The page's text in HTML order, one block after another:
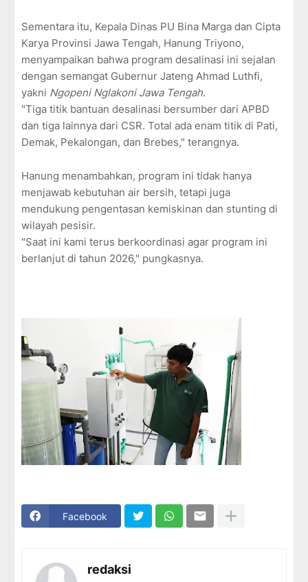
Sementara itu, Kepala Dinas PU Bina Marga dan Cipta
Karya Provinsi Jawa Tengah, Hanung Triyono,
menyampaikan bahwa program desalinasi ini sejalan
dengan semangat Gubernur Jateng Ahmad Luthfi,
yakni Ngopeni Nglakoni Jawa Tengah.
"Tiga titik bantuan desalinasi bersumber dari APBD
dan tiga lainnya dari CSR. Total ada enam titik di Pati,
Demak, Pekalongan, dan Brebes," terangnya.
Hanung menambahkan, program ini tidak hanya
menjawab kebutuhan air bersih, tetapi juga
mendukung pengentasan kemiskinan dan stunting di
wilayah pesisir.
"Saat ini kami terus berkoordinasi agar program ini
berlanjut di tahun 2026," pungkasnya.
Facebook
redaksi